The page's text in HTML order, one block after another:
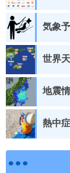
気象
世界
地震
熱中